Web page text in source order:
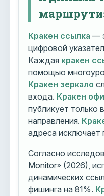
Кракен ссылка —
цифровой
Каждая кракен
помощью
Кракен зеркало
входа. Кракен
публикует только
направления.
адреса исключает
Согласно
Monitor» (2026),
динамических
фишинга на 81%.